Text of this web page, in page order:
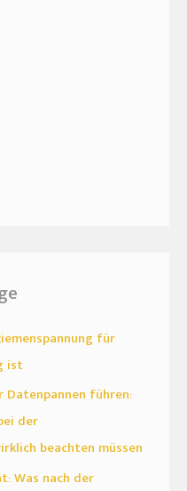
für
ist
Datenpannen führen:
der
beachten müssen
Was nach der